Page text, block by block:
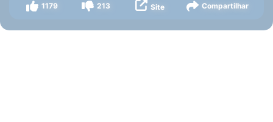
1179 213 Site Compartilhar